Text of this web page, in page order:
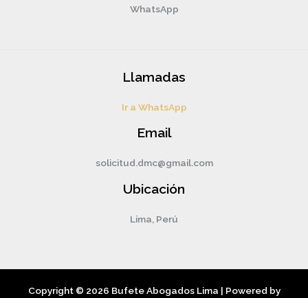
WhatsApp
Llamadas
Ir a WhatsApp
Email
solicitud.dmc@gmail.com
Ubicación
Lima, Perú
Copyright © 2026 Bufete Abogados Lima | Powered by